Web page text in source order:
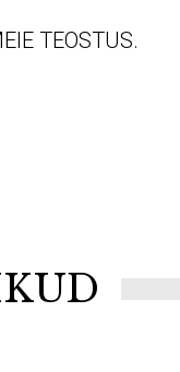
TEOSTUS.